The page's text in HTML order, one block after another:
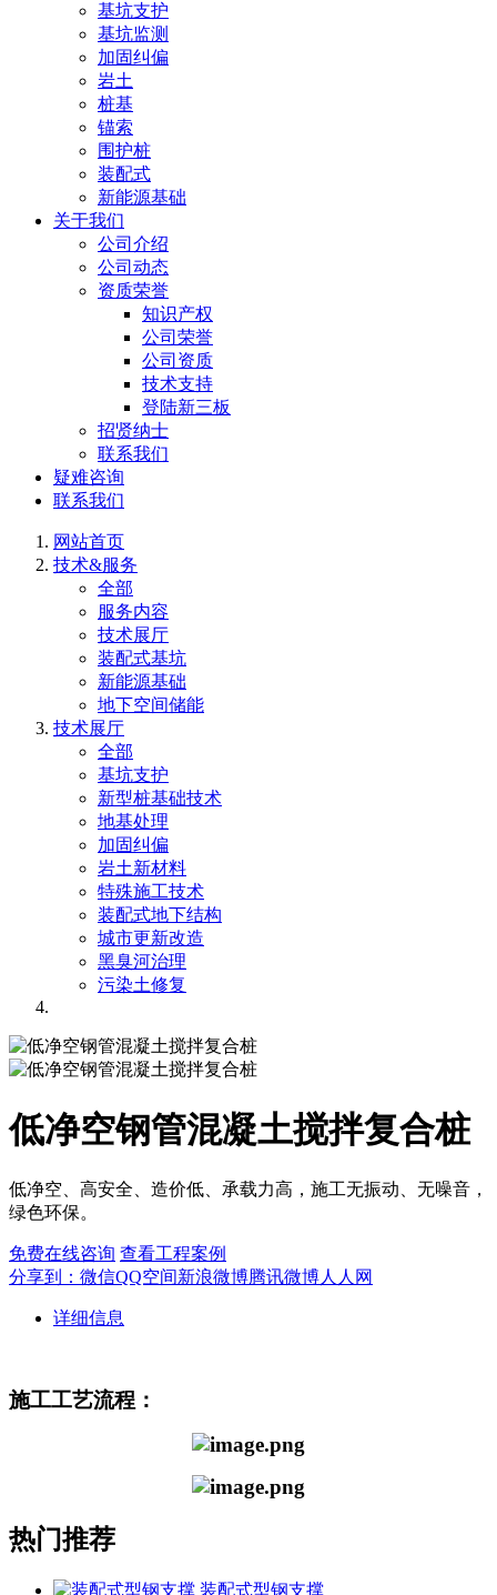
基坑支护
基坑监测
加固纠偏
岩土
桩基
锚索
围护桩
装配式
新能源基础
关于我们
公司介绍
公司动态
资质荣誉
知识产权
公司荣誉
公司资质
技术支持
登陆新三板
招贤纳士
联系我们
疑难咨询
联系我们
网站首页
技术&服务
全部
服务内容
技术展厅
装配式基坑
新能源基础
地下空间储能
技术展厅
全部
基坑支护
新型桩基础技术
地基处理
加固纠偏
岩土新材料
特殊施工技术
装配式地下结构
城市更新改造
黑臭河治理
污染土修复
低净空钢管混凝土搅拌复合桩
低净空、高安全、造价低、承载力高，施工无振动、无噪音，
绿色环保。
免费在线咨询 查看工程案例
分享到： 微信QQ空间新浪微博腾讯微博人人网
详细信息
施工工艺流程：
热门推荐
装配式型钢支撑